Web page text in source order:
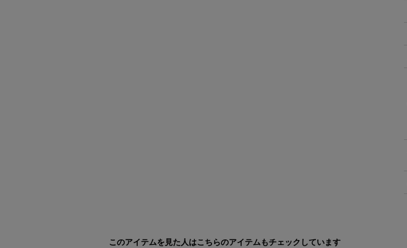
このアイテムを見た人はこちらのアイテムもチェックしています